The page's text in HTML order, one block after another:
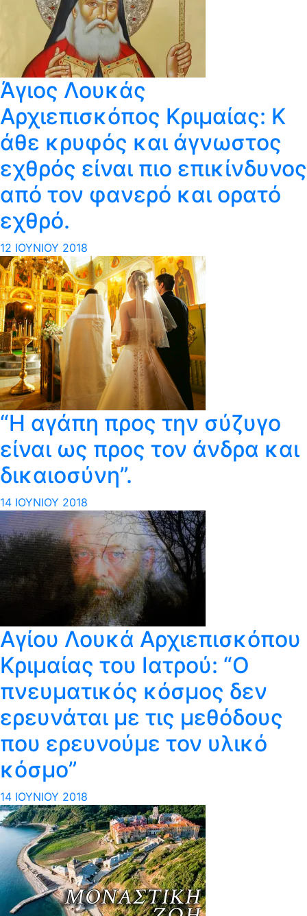
Άγιος Λουκάς
Αρχιεπισκόπος Κριμαίας: Κ​
άθε κρυφός και άγνωστος
εχθρός είναι πιο επικίνδυνο​ς
από τον φανερό και ορατό
εχθρό.
12 ΙΟΥΝΊΟΥ 2018
“Η αγάπη προς την σύζυγο
είναι ως προς τον άνδρα και
δικαιοσύνη”.
14 ΙΟΥΝΊΟΥ 2018
Aγίου Λουκά Αρχιεπισκόπου
Κριμαίας του Ιατρού: “Ο
πνευματικός κόσμος δεν
ερευνάται με τις μεθόδους
που ερευνούμε τον υλικό
κόσμο”
14 ΙΟΥΝΊΟΥ 2018